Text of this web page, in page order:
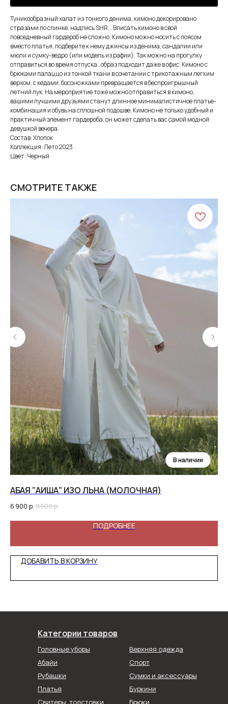
Ту­ни­ко­об­раз­ный ха­лат из тонкого денима, кимоно декорировано
стразами по спинке, надпись SHR. . Вписать кимоно в свой
повседневный гардероб не сложно, Кимоно можно носить с поясом
вместо платья, подберите к нему джинсы из денима, сандалии или
мюли и сумку-ведро (или модель из рафии). Так можно на прогулку
отправиться во время отпуска , образ подходит даже в офис. Кимоно с
брюками палаццо из тонкой ткани в сочетании с трикотажным легким
верхом, с кедами, босоножками превращается в беспроигрышный
летний лук. На мероприятие тоже можно отправиться в кимоно,
вашими лучшими друзьями станут длинное минималистичное платье-
комбинация и обувь на сплошной подошве. Кимоно не только удобный и
практичный элемент гардероба, он может сделать вас самой модной
девушкой вечера.
Состав: Хлопок
Коллекция: Лето 2023
Цвет: Черный
СМОТРИТЕ ТАКЖЕ
АБАЯ "АИША" ИЗО ЛЬНА (МОЛОЧНАЯ)
6 900 р. 11 500р.
ПОДРОБНЕЕ
ДОБАВИТЬ В КОРЗИНУ
Категории товаров
Головные уборы
Абайи
Рубашки
Спорт
Верхняя одежда
Сумки и аксессуары
Брюки
Платья
Свитеры, толстовки
Буркини